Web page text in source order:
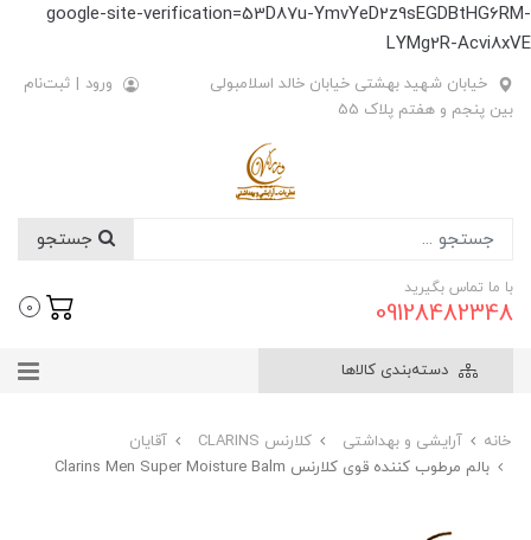
google-site-verification=53D87u-YmvYeD2z9sEGDBtHG6RM-
LYMg2R-Acvi8xVE
خیابان شهید بهشتی خیابان خالد اسلامبولی
بین پنجم و هفتم پلاک 55
ورود | ثبت‌نام
با ما تماس بگیرید
09128482348
0
دسته‌بندی کالاها
خانه آرایشی و بهداشتی کلارنس CLARINS
آقایان
بالم مرطوب کننده قوی کلارنس Clarins Men Super Moisture Balm